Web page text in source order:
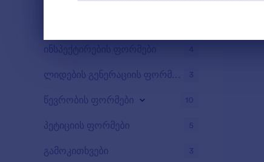
Dialog endინსპექტირების ფორმები
ლიდების გენერაციის ფორმები 3
წევრობის ფორმები 10
პეტიციის ფორმები 5
გამოკითხვები 3